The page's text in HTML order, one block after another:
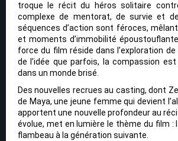
troque le récit du héros solitaire
complexe de mentorat, de survie et
séquences d’action sont féroces,
et moments d’immobilité
force du film réside dans l’exploration
de l’idée que parfois, la compassion
dans un monde brisé.
Des nouvelles recrues au casting, dont
de Maya, une jeune femme qui devient
apportent une nouvelle profondeur au
évolue, met en lumière le thème du film :
flambeau à la génération suivante.